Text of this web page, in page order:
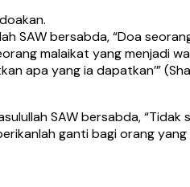
SAW bersabda, “Doa
malaikat yang menjadi
apa yang ia dapatkan’”
SAW bersabda,
ganti bagi orang